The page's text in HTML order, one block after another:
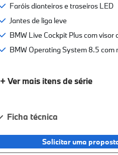
Faróis dianteiros e traseiros LED
Jantes de liga leve
BMW Live Cockpit Plus com visor
BMW Operating System 8.5 com
+ Ver mais itens de série
Ficha técnica
Solicitar uma